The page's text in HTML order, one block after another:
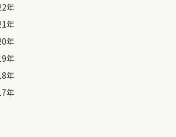
年
年
年
年
年
年